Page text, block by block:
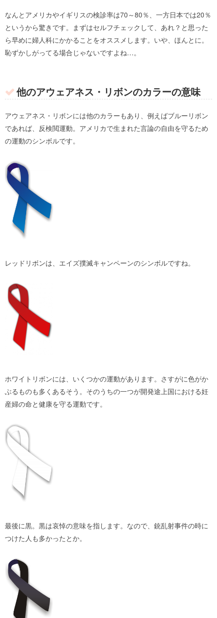
なんとアメリカやイギリスの検診率は70～80％、一方日本では20％
というから驚きです。まずはセルフチェックして、あれ？と思った
ら早めに婦人科にかかることをオススメします。いや、ほんとに。
恥ずかしがってる場合じゃないですよね…。
他のアウェアネス・リボンのカラーの意味
アウェアネス・リボンには他のカラーもあり、例えばブルーリボン
であれば、反検閲運動。アメリカで生まれた言論の自由を守るため
の運動のシンボルです。
レッドリボンは、エイズ撲滅キャンペーンのシンボルですね。
ホワイトリボンには、いくつかの運動があります。さすがに色がか
ぶるものも多くあるそう。そのうちの一つが開発途上国における妊
産婦の命と健康を守る運動です。
最後に黒。黒は哀悼の意味を指します。なので、銃乱射事件の時に
つけた人も多かったとか。